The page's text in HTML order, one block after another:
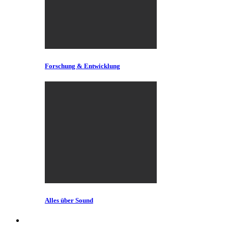
Forschung & Entwicklung
Alles über Sound